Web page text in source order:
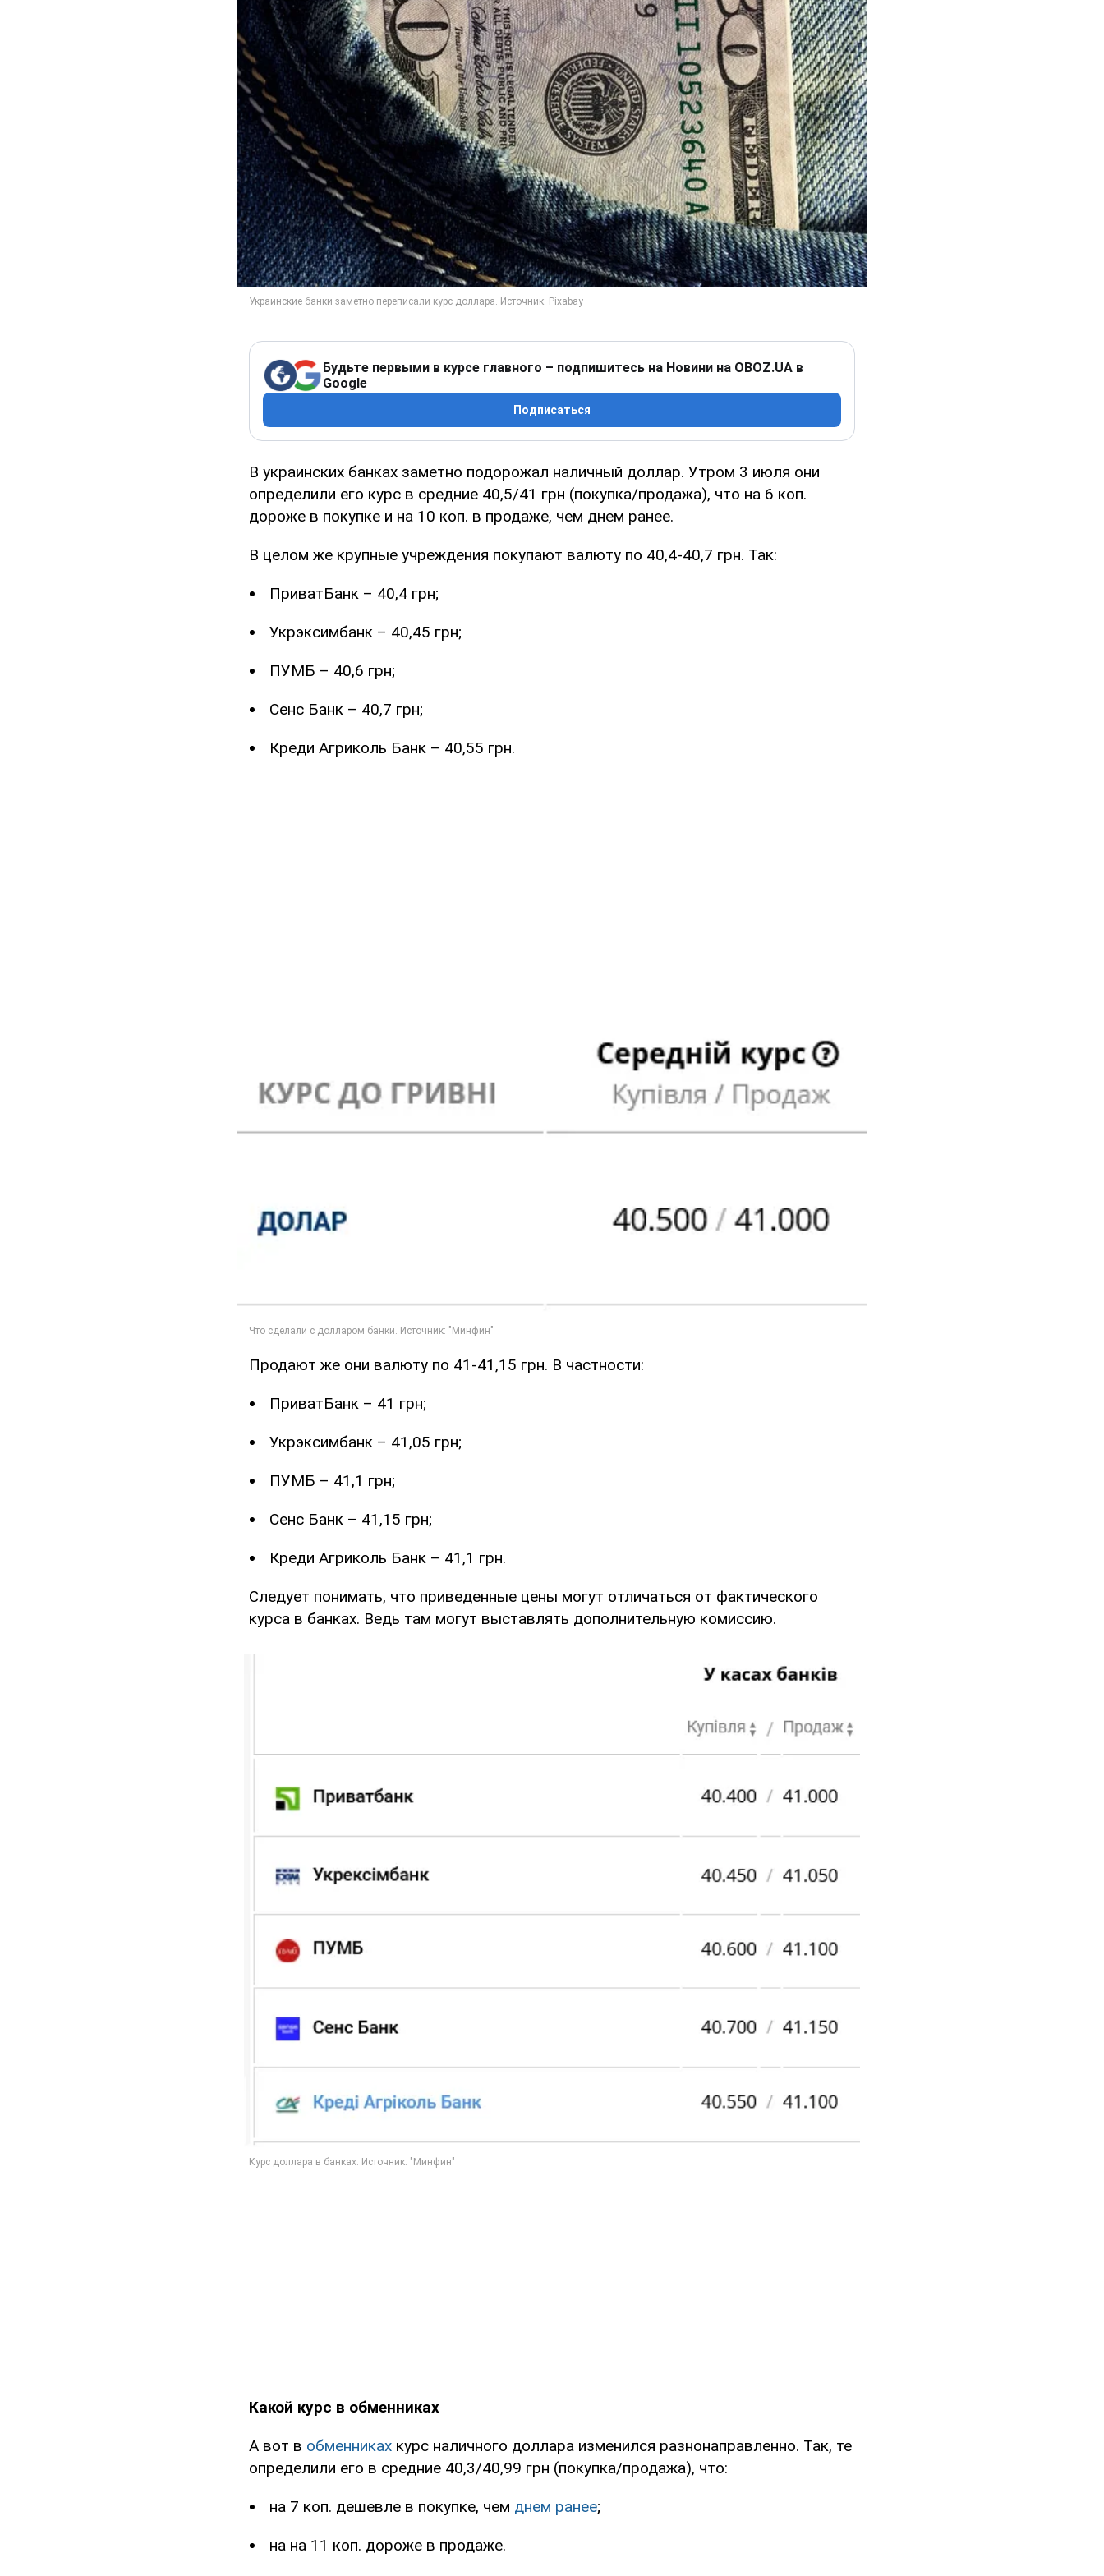
Будьте первыми в курсе главного – подпишитесь на Новини на OBOZ.UA в
Google
Подписаться
В украинских банках заметно подорожал наличный доллар. Утром 3 июля они
определили его курс в средние 40,5/41 грн (покупка/продажа), что на 6 коп.
дороже в покупке и на 10 коп. в продаже, чем днем ранее.
В целом же крупные учреждения покупают валюту по 40,4-40,7 грн. Так:
ПриватБанк – 40,4 грн;
Укрэксимбанк – 40,45 грн;
ПУМБ – 40,6 грн;
Сенс Банк – 40,7 грн;
Креди Агриколь Банк – 40,55 грн.
Продают же они валюту по 41-41,15 грн. В частности:
ПриватБанк – 41 грн;
Укрэксимбанк – 41,05 грн;
ПУМБ – 41,1 грн;
Сенс Банк – 41,15 грн;
Креди Агриколь Банк – 41,1 грн.
Следует понимать, что приведенные цены могут отличаться от фактического
курса в банках. Ведь там могут выставлять дополнительную комиссию.
Какой курс в обменниках
А вот в обменниках курс наличного доллара изменился разнонаправленно. Так, те
определили его в средние 40,3/40,99 грн (покупка/продажа), что:
на 7 коп. дешевле в покупке, чем днем ранее;
на на 11 коп. дороже в продаже.